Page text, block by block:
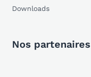
Downloads
Nos partenaires